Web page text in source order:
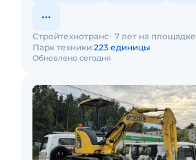
Обновлено сегодня
Стройтехнотранс 7 лет на площадке
Парк техники:223 единицы